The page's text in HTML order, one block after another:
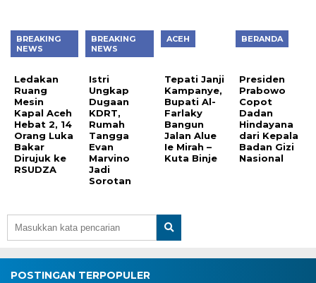
BREAKING
NEWS
Ledakan
Ruang
Mesin
Kapal Aceh
Hebat 2, 14
Orang Luka
Bakar
Dirujuk ke
RSUDZA
BREAKING
NEWS
Istri
Ungkap
Dugaan
KDRT,
Rumah
Tangga
Evan
Marvino
Jadi
Sorotan
ACEH
Tepati Janji
Kampanye,
Bupati Al-
Farlaky
Bangun
Jalan Alue
Ie Mirah –
Kuta Binje
BERANDA
Presiden
Prabowo
Copot
Dadan
Hindayana
dari Kepala
Badan Gizi
Nasional
POSTINGAN TERPOPULER